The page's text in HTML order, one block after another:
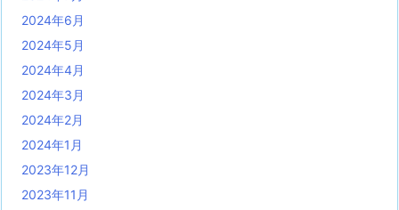
2024年6月
2024年5月
2024年4月
2024年3月
2024年2月
2024年1月
2023年12月
2023年11月